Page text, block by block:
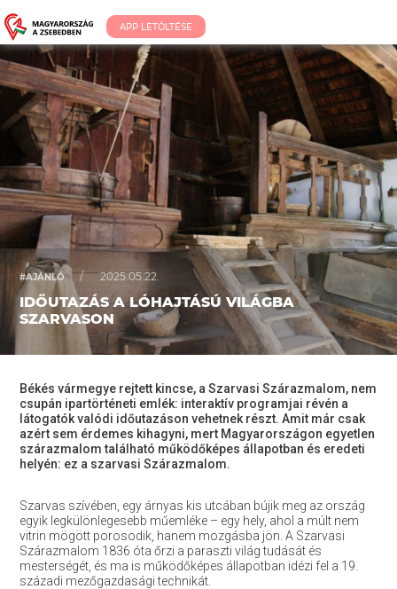
APP LETÖLTÉSE
#AJÁNLÓ / 2025.05.22.
IDŐUTAZÁS A LÓHAJTÁSÚ VILÁGBA
SZARVASON
Békés vármegye rejtett kincse, a Szarvasi Szárazmalom, nem
csupán ipartörténeti emlék: interaktív programjai révén a
látogatók valódi időutazáson vehetnek részt. Amit már csak
azért sem érdemes kihagyni, mert Magyarországon egyetlen
szárazmalom található működőképes állapotban és eredeti
helyén: ez a szarvasi Szárazmalom.
Szarvas szívében, egy árnyas kis utcában bújik meg az ország
egyik legkülönlegesebb műemléke – egy hely, ahol a múlt nem
vitrin mögött porosodik, hanem mozgásba jön. A Szarvasi
Szárazmalom 1836 óta őrzi a paraszti világ tudását és
mesterségét, és ma is működőképes állapotban idézi fel a 19.
századi mezőgazdasági technikát.